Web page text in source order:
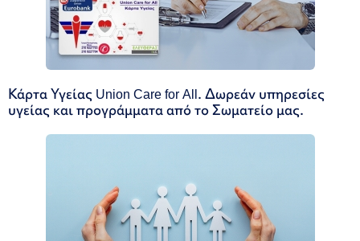
Κάρτα Υγείας Union Care for All. Δωρεάν υπηρεσίες
υγείας και προγράμματα από το Σωματείο μας.